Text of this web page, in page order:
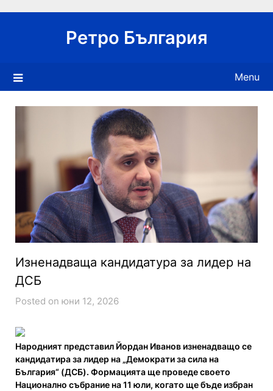
Ретро България
Menu
Изненадваща кандидатура за лидер на
ДСБ
Posted on юни 12, 2026
Народният представил Йордан Иванов изненадващо се
кандидатира за лидер на „Демократи за сила на
България“ (ДСБ). Формацията ще проведе своето
Национално събрание на 11 юли, когато ще бъде избран